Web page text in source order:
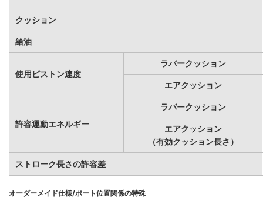
クッション
給油
使用ピストン速度
ラバークッション
エアクッション
許容運動エネルギー
ラバークッション
エアクッション
（有効クッション長さ）
ストローク長さの許容差
オーダーメイド仕様/ポート位置関係の特殊